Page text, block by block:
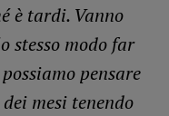
è tardi. Vanno
modo far
pensare
mesi tenendo